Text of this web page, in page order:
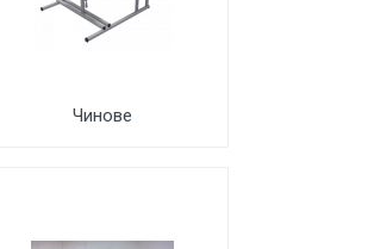
Чинове